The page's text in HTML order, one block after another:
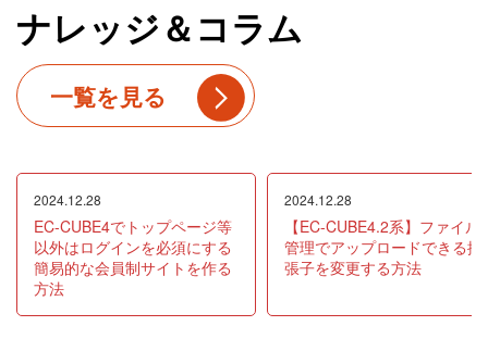
ナレッジ＆コラム
一覧を見る
2024.12.28
EC-CUBE4でトップページ等
以外はログインを必須にする
簡易的な会員制サイトを作る
方法
2024.12.28
【EC-CUBE4.2系】ファイル
管理でアップロードできる拡
張子を変更する方法